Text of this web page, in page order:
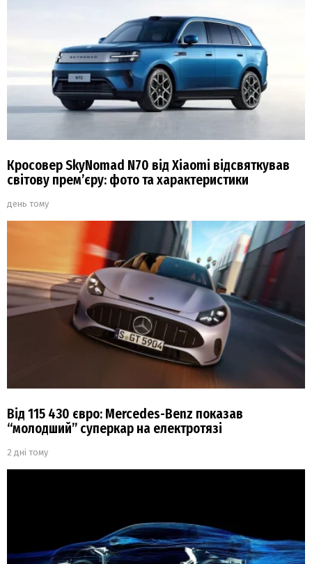
Кросовер SkyNomad N70 від Xiaomi відсвяткував
світову прем’єру: фото та характеристики
день тому
Від 115 430 євро: Mercedes-Benz показав
“молодший” суперкар на електротязі
2 дні тому